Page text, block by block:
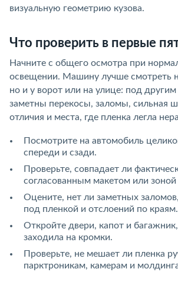
визуальную геометрию кузова.
Что проверить в первые
Начните с общего осмотра при
освещении. Машину лучше смотреть
но и у ворот или на улице: под другим
заметны перекосы, заломы, сильная
отличия и места, где пленка легла
Посмотрите на автомобиль
спереди и сзади.
Проверьте, совпадает ли
согласованным макетом или зоной
Оцените, нет ли заметных
под пленкой и отслоений по краям.
Откройте двери, капот и
заходила на кромки.
Проверьте, не мешает ли пленка
парктроникам, камерам и